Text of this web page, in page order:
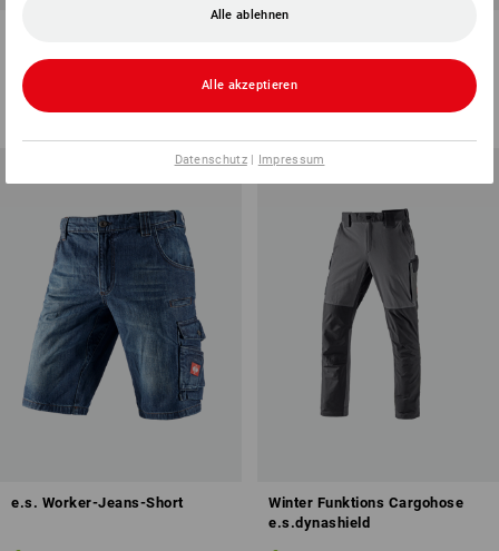
ab
(m. MwSt.) ab 20 Stück (m. MwSt.) ab 10 Stück
e.s. Worker-Jeans-Short
Winter Funktions Cargohose
e.s.dynashield
Alle ablehnen
Alle akzeptieren
Datenschutz| Impressum